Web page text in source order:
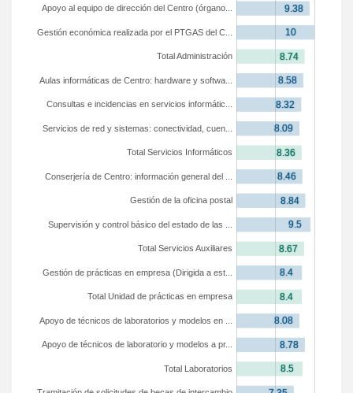
Total Laboratorios
Apoyo de técnicos de laboratorio y modelos a pr...
Apoyo de técnicos de laboratorios y modelos en ...
Total Unidad de prácticas en empresa
Gestión de prácticas en empresa (Dirigida a est...
Total Servicios Auxiliares
Supervisión y control básico del estado de las ...
Gestión de la oficina postal
Conserjería de Centro: información general del ...
Total Servicios Informáticos
Servicios de red y sistemas: conectividad, cuen...
Consultas e incidencias en servicios informátic...
Aulas informáticas de Centro: hardware y softwa...
Total Administración
Gestión económica realizada por el PTGAS del C...
Apoyo al equipo de dirección del Centro (órgano...